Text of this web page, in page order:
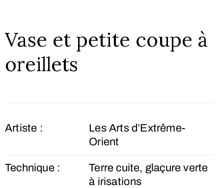
Vase et petite coupe à
oreillets
Artiste :
Les Arts d’Extrême-
Orient
Technique :
Terre cuite, glaçure verte
à irisations